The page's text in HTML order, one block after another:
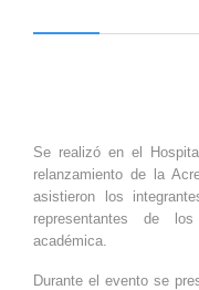
Se realizó en el
relanzamiento de la
asistieron los
representantes de
académica.
Durante el evento se